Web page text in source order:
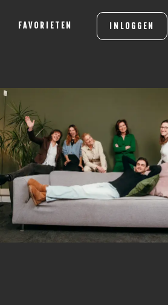
FAVORIETEN INLOGGEN